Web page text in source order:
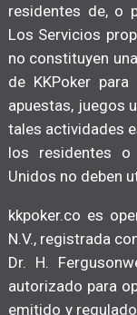
residentes de, o
Los Servicios
no constituyen
de KKPoker
apuestas, juegos
tales actividades
los residentes o
Unidos no deben
kkpoker.co es
N.V., registrada
Dr. H.
autorizado para
emitido y